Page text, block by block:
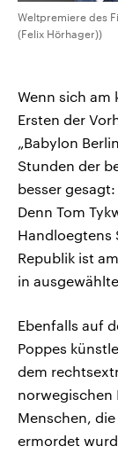
Weltpremiere des
(Felix Hörhager))
Wenn sich am
Ersten der
„Babylon
Stunden der
besser
Denn Tom
Handloegtens
Republik ist
in
Ebenfalls auf
Poppes
dem
norwegischen
Menschen,
ermordet